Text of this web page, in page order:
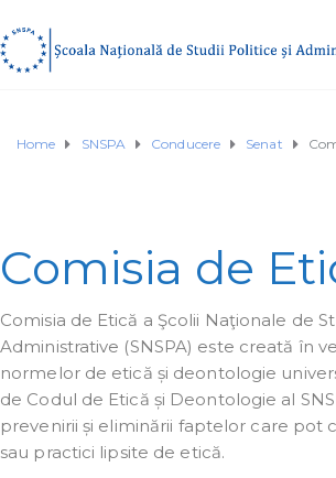
Home SNSPA Conducere Senat
Comisia de
Comisia de Etică a Şcolii Naţionale de
Administrative (SNSPA) este creată în
normelor de etică și deontologie
de Codul de Etică și Deontologie al
prevenirii și eliminării faptelor care pot
sau practici lipsite de etică.